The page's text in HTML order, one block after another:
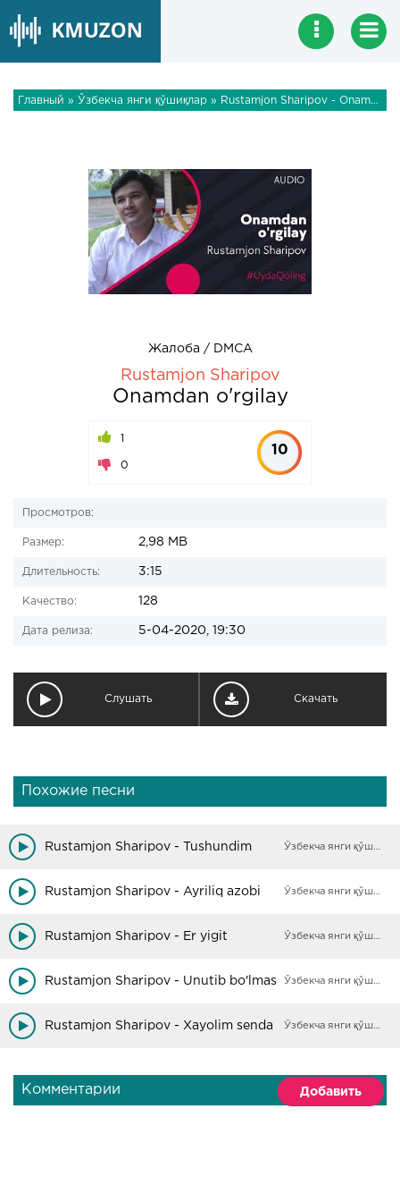
Главный » Ўзбекча янги қўшиқлар » Rustamjon Sharipov - Onamdan o'rgilay
Жалоба / DMCA
Rustamjon Sharipov
Onamdan o'rgilay
1
0
10
Просмотров:
Размер: 2,98 MB
Длительность: 3:15
Качество: 128
Дата релиза: 5-04-2020, 19:30
Слушать Скачать
Похожие песни
Rustamjon Sharipov - Tushundim Ўзбекча янги қўшиқлар
Rustamjon Sharipov - Ayriliq azobi Ўзбекча янги қўшиқлар
Rustamjon Sharipov - Er yigit Ўзбекча янги қўшиқлар
Rustamjon Sharipov - Unutib bo'lmas Ўзбекча янги қўшиқлар
Rustamjon Sharipov - Xayolim senda Ўзбекча янги қўшиқлар
Комментарии Добавить